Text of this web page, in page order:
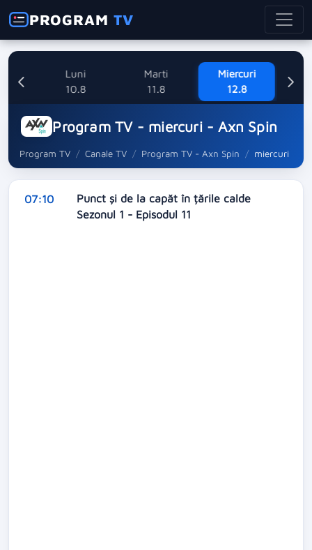
PROGRAMTV
Luni
10.8
Marti
11.8
Miercuri
12.8
Program TV - miercuri - Axn Spin
Program TV Canale TV Program TV - Axn Spin miercuri
07:10
Punct și de la capăt în țările calde
Sezonul 1 - Episodul 11